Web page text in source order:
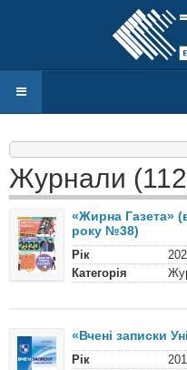
Журнали
«Жирна Газета»
року №38)
Рік
Категорія
«Вчені записки
Рік